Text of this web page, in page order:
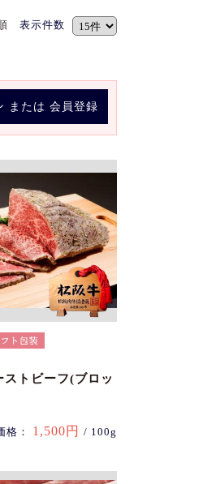
表示件数
または 会員登録
トビーフ(ブロッ
格： 1,500円 / 100g